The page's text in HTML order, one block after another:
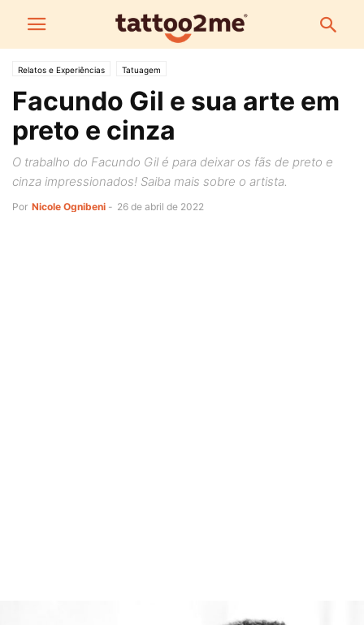
Relatos e Experiências Tatuagem
Facundo Gil e sua arte em
preto e cinza
O trabalho do Facundo Gil é para deixar os fãs de preto e
cinza impressionados! Saiba mais sobre o artista.
Por Nicole Ognibeni - 26 de abril de 2022